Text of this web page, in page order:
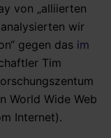
von „alliierten
wir
gegen das im
Tim
World Wide Web
Internet).